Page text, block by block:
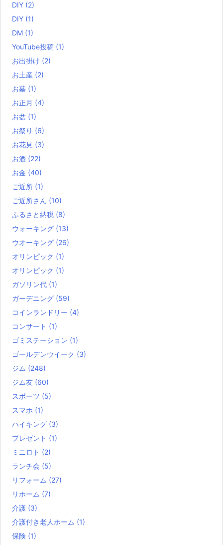
DIY (2)
DIY (1)
DM (1)
YouTube投稿 (1)
お出掛け (2)
お土産 (2)
お墓 (1)
お正月 (4)
お盆 (1)
お祭り (6)
お花見 (3)
お酒 (22)
お金 (40)
ご近所 (1)
ご近所さん (10)
ふるさと納税 (8)
ウォーキング (13)
ウオーキング (26)
オリンピック (1)
オリンピック (1)
ガソリン代 (1)
ガーデニング (59)
コインランドリー (4)
コンサート (1)
ゴミステーション (1)
ゴールデンウイーク (3)
ジム (248)
ジム友 (60)
スポーツ (5)
スマホ (1)
ハイキング (3)
プレゼント (1)
ミニロト (2)
ランチ会 (5)
リフォーム (27)
リホーム (7)
介護 (3)
介護付き老人ホーム (1)
保険 (1)